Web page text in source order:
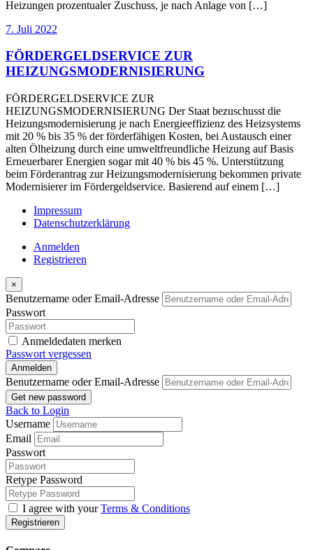
Heizungen prozentualer Zuschuss, je nach Anlage von […]
7. Juli 2022
FÖRDERGELDSERVICE ZUR
HEIZUNGSMODERNISIERUNG
FÖRDERGELDSERVICE ZUR
HEIZUNGSMODERNISIERUNG Der Staat bezuschusst die
Heizungsmodernisierung je nach Energieeffizienz des Heizsystems
mit 20 % bis 35 % der förderfähigen Kosten, bei Austausch einer
alten Ölheizung durch eine umweltfreundliche Heizung auf Basis
Erneuerbarer Energien sogar mit 40 % bis 45 %. Unterstützung
beim Förderantrag zur Heizungsmodernisierung bekommen private
Modernisierer im Fördergeldservice. Basierend auf einem […]
Impressum
Datenschutzerklärung
Anmelden
Registrieren
×
Benutzername oder Email-Adresse
Passwort
Anmeldedaten merken
Passwort vergessen
Anmelden
Benutzername oder Email-Adresse
Get new password
Back to Login
Username
Email
Passwort
Retype Password
I agree with yourTerms & Conditions
Registrieren